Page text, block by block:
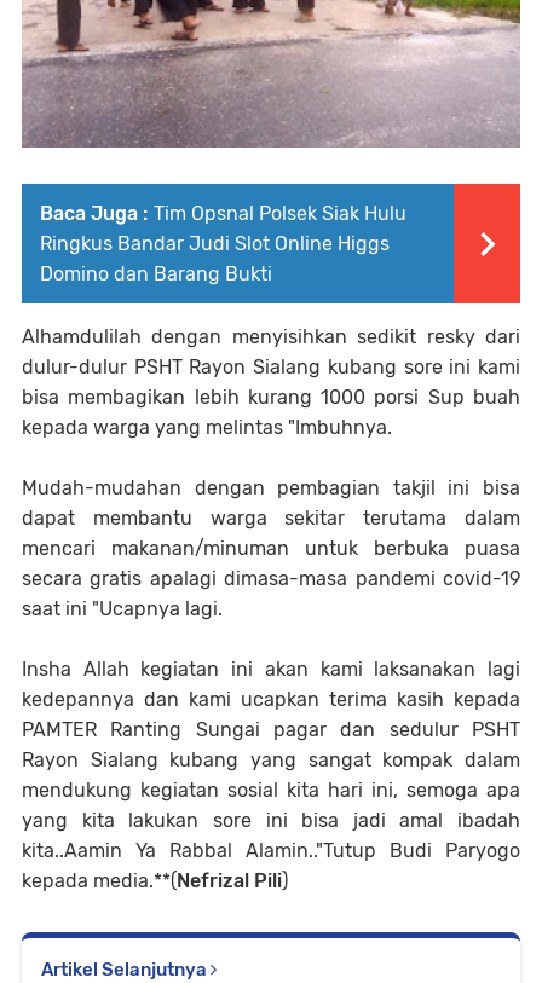
Baca Juga : Tim Opsnal Polsek Siak Hulu
Ringkus Bandar Judi Slot Online Higgs
Domino dan Barang Bukti
Alhamdulilah dengan menyisihkan sedikit resky dari
dulur-dulur PSHT Rayon Sialang kubang sore ini kami
bisa membagikan lebih kurang 1000 porsi Sup buah
kepada warga yang melintas "Imbuhnya.
Mudah-mudahan dengan pembagian takjil ini bisa
dapat membantu warga sekitar terutama dalam
mencari makanan/minuman untuk berbuka puasa
secara gratis apalagi dimasa-masa pandemi covid-19
saat ini "Ucapnya lagi.
Insha Allah kegiatan ini akan kami laksanakan lagi
kedepannya dan kami ucapkan terima kasih kepada
PAMTER Ranting Sungai pagar dan sedulur PSHT
Rayon Sialang kubang yang sangat kompak dalam
mendukung kegiatan sosial kita hari ini, semoga apa
yang kita lakukan sore ini bisa jadi amal ibadah
kita..Aamin Ya Rabbal Alamin.."Tutup Budi Paryogo
kepada media.**( Nefrizal Pili)
Artikel Selanjutnya